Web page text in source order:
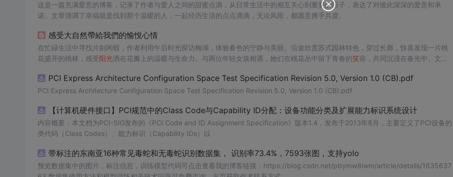
这是一篇充满爱意的博客，记录了作者与爱人之间的甜蜜点滴，从日常生活中的相互关心到重要的日子，表达了对彼此深深的爱意和承
诺。文章强调了幸福就是找到那个温暖的人，一起经历生活的点点滴滴，无论风雨，都愿意携手共度。
感受大自然帶給我們的愉悅心情
在忙碌生活中寻找片刻闲暇，作者利用午后时光探访梅湖，体验春色的宁静与美丽。沿途欣赏苏式园林特色，穿过长廊，惊喜发现一片桃
花盛开的桃林，感受阳光洒在花瓣上的温暖与生命力。与两位年轻女孩相遇，她们在桃花丛中留下青春的笑容，共同沉浸在春光中。文章
PCI Express Architecture Configuration Space Test Specification Revision 5.0, Version 1.0 (CB).pdf
PCI Express Architecture Configuration Space Test Specification Revision 5.0, Version 1.0 (CB).pdf
【计算机硬件接口】PCI规范中的Class Code与Capability ID分配：设备功能分类及扩展能力标识系统设计
内容概要：本文档为PCI-SIG发布的《PCI Code and ID Assignment Specification》版本1.4，发布于2013年8月，主要定义了PCI设备的
类代码（Class Codes）、能力标识（Capability IDs）以
带标注的东南亚16种常见毒蛇和无毒蛇识别数据集， 识别率73.4%，7593张图，支持yolo
预览数据集中的图片，标注信息，训练模型代码可点击查看我的博客链接：https://blog.csdn.net/pbymw8iwm/article/details/1635637